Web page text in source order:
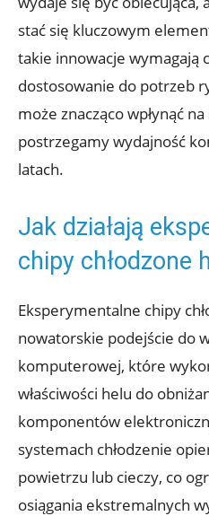
stać ‌się kluczowym
takie innowacje wymagają
dostosowanie do potrzeb
może znacząco wpłynąć
postrzegamy wydajność
latach.
Jak działają
chipy chłodzone
Eksperymentalne⁢ chipy
nowatorskie podejście do
komputerowej, które⁣
właściwości helu do
komponentów
systemach chłodzenie
powietrzu lub cieczy, co
osiągania ekstremalnych